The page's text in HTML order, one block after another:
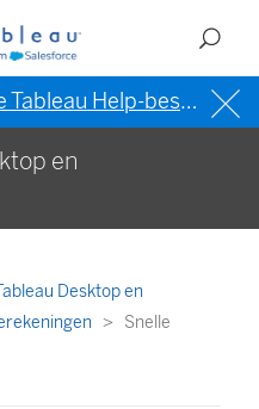
Help-bestand (VS)
en
Desktop en
Snelle